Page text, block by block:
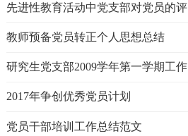
先进性教育活动中党支部对党员的评
教师预备党员转正个人思想总结
研究生党支部2009学年第一学期工作
2017年争创优秀党员计划
党员干部培训工作总结范文